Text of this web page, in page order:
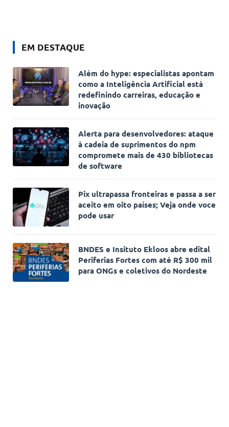
EM DESTAQUE
Além do hype: especialistas apontam
como a Inteligência Artificial está
redefinindo carreiras, educação e
inovação
Alerta para desenvolvedores: ataque
à cadeia de suprimentos do npm
compromete mais de 430 bibliotecas
de software
Pix ultrapassa fronteiras e passa a ser
aceito em oito países; Veja onde voce
pode usar
BNDES e Insituto Ekloos abre edital
Periferias Fortes com até R$ 300 mil
para ONGs e coletivos do Nordeste